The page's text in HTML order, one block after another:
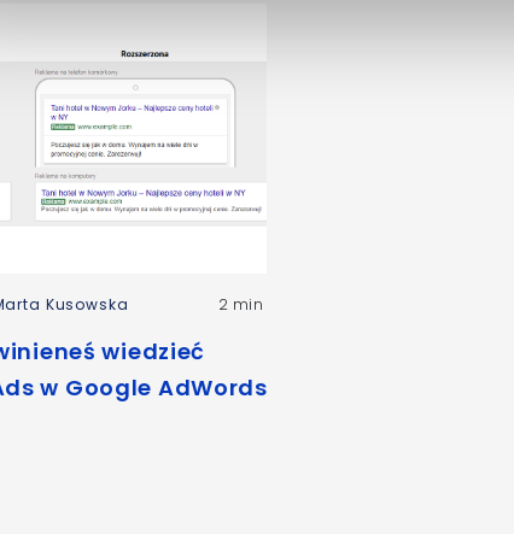
Kusowska 2 min
wiedzieć
w Google AdWords